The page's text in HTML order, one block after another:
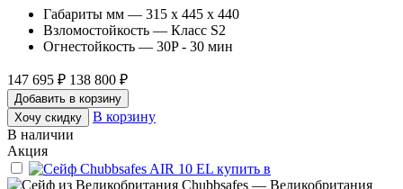
Габариты мм — 315 x 445 x 440
Взломостойкость — Класс S2
Огнестойкость — 30P - 30 мин
147 695 ₽ 138 800 ₽
Добавить в корзину
Хочу скидку
В корзину
В наличии
Акция
Chubbsafes — Великобритания